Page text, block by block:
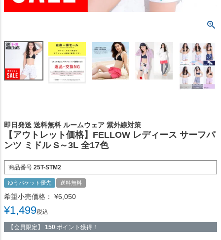
即日発送 送料無料 ルームウェア 紫外線対策
【アウトレット価格】FELLOW レディース サーフパ
ンツ ミドル S～3L 全17色
商品番号 25T-STM2
ゆうパケット優先 送料無料
希望小売価格： ¥6,050
¥1,499税込
【会員限定】 150 ポイント獲得！